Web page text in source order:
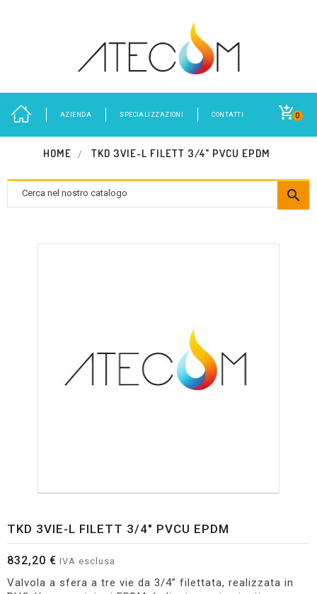
0
AZIENDA SPECIALIZZAZIONI CONTATTI
HOME TKD 3VIE-L FILETT 3/4" PVCU EPDM

TKD 3VIE-L FILETT 3/4" PVCU EPDM
832,20 € IVA esclusa
Valvola a sfera a tre vie da 3/4” filettata, realizzata in